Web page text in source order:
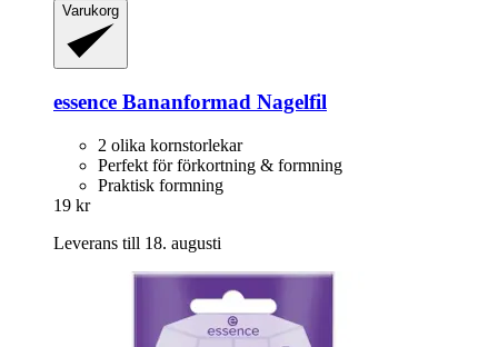
Varukorg
essence Bananformad Nagelfil
2 olika kornstorlekar
Perfekt för förkortning & formning
Praktisk formning
19 kr
Leverans till 18. augusti